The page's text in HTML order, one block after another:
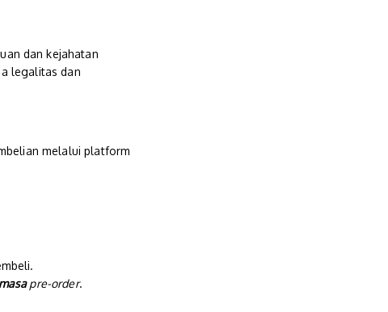
dan kejahatan
legalitas dan
melalui platform
pre-order.